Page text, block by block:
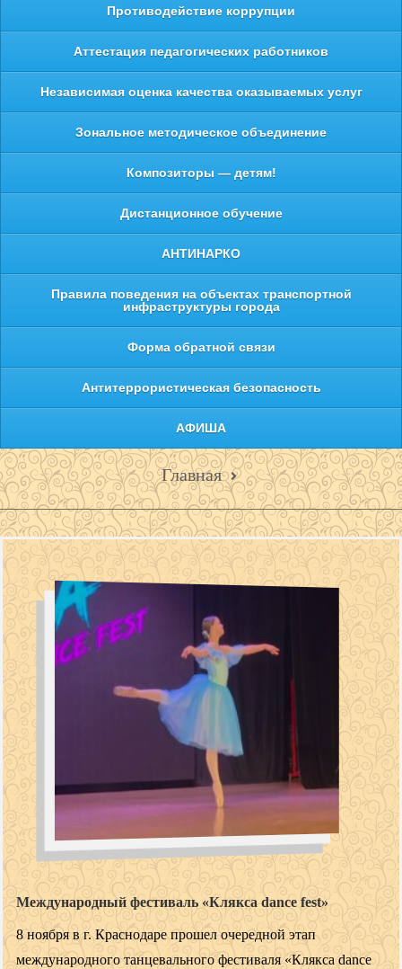
Противодействие коррупции
Аттестация педагогических работников
Независимая оценка качества оказываемых услуг
Зональное методическое объединение
Композиторы — детям!
Дистанционное обучение
АНТИНАРКО
Правила поведения на объектах транспортной
инфраструктуры города
Форма обратной связи
Антитеррористическая безопасность
АФИША
Главная
Международный фестиваль «Клякса dance fest»
8 ноября в г. Краснодаре прошел очередной этап
международного танцевального фестиваля «Клякса dance